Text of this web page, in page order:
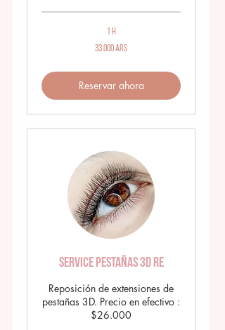
1 h
33.000 ARS
Reservar ahora
Service Pestañas 3D RE
Reposición de extensiones de
pestañas 3D. Precio en efectivo :
$26.000